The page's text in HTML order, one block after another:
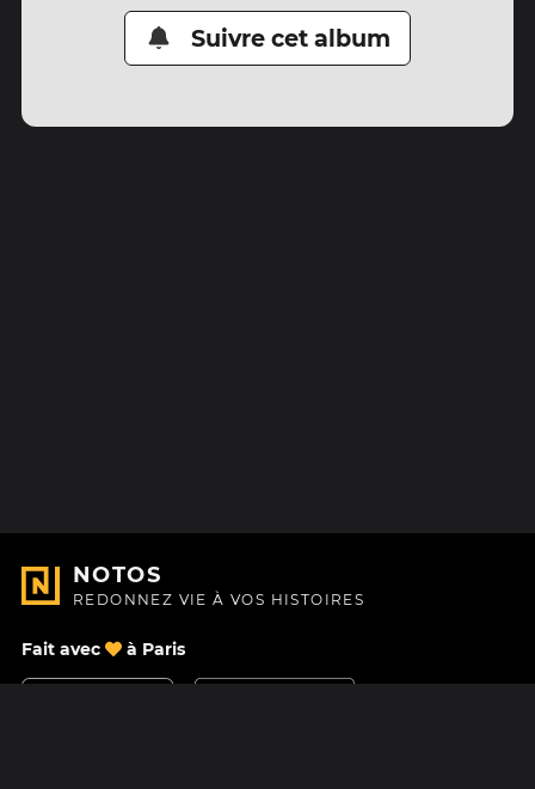
Suivre cet album
NOTOS
REDONNEZ VIE À VOS HISTOIRES
Fait avec à Paris